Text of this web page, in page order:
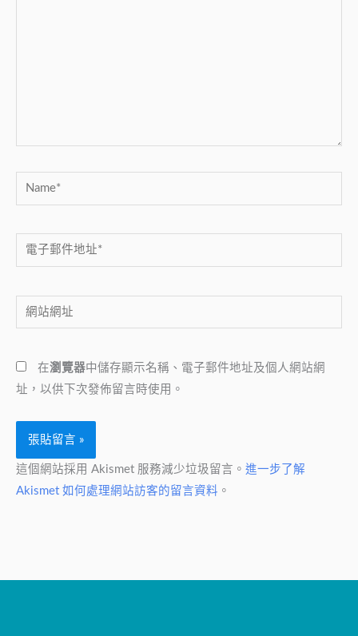
Name*
電
子
件
地
*
網
站
址
在瀏覽器中儲存顯示名稱、電子郵件地址及個人網站網
址，以供下次發佈留言時使用。
這個網站採用 Akismet 服務減少垃圾留言。 進一步了解
Akismet 如何處理網站訪客的留言資料 。